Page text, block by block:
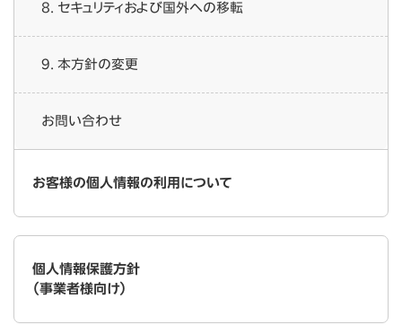
8. セキュリティおよび国外への移転
9. 本方針の変更
お問い合わせ
お客様の個人情報の利用について
個人情報保護方針
（事業者様向け）